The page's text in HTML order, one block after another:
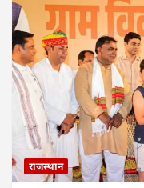
राजस्थान